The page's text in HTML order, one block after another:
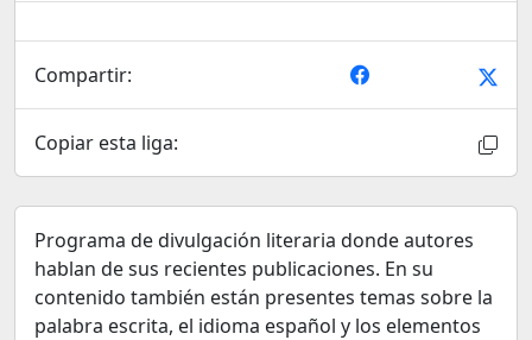
Compartir:
Copiar esta liga:
Programa de divulgación literaria donde autores
hablan de sus recientes publicaciones. En su
contenido también están presentes temas sobre la
palabra escrita, el idioma español y los elementos